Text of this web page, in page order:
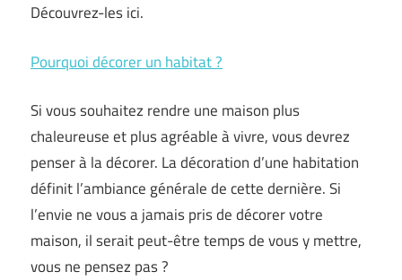
Découvrez-les ici.
Pourquoi décorer un habitat ?
Si vous souhaitez rendre une maison plus
chaleureuse et plus agréable à vivre, vous devrez
penser à la décorer. La décoration d’une habitation
définit l’ambiance générale de cette dernière. Si
l’envie ne vous a jamais pris de décorer votre
maison, il serait peut-être temps de vous y mettre,
vous ne pensez pas ?